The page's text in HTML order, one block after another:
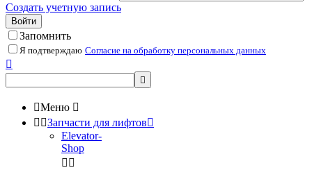
Создать учетную запись
Войти
Запомнить
Я подтверждаю Согласие на обработку персональных данных


Меню 
 Запчасти для лифтов
Elevator-
Shop
 